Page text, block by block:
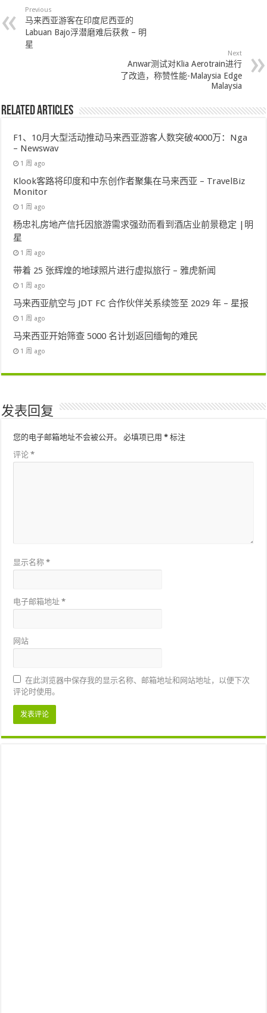
Previous
马来西亚游客在印度尼西亚的
Labuan Bajo浮潜磨难后获救 – 明
星
Next
Anwar测试对Klia Aerotrain进行
了改造，称赞性能-Malaysia Edge
Malaysia
Related Articles
F1、10月大型活动推动马来西亚游客人数突破4000万：Nga
– Newswav
1 周 ago
Klook客路将印度和中东创作者聚集在马来西亚 – TravelBiz
Monitor
1 周 ago
杨忠礼房地产信托因旅游需求强劲而看到酒店业前景稳定 |明
星
1 周 ago
带着 25 张辉煌的地球照片进行虚拟旅行 – 雅虎新闻
1 周 ago
马来西亚航空与 JDT FC 合作伙伴关系续签至 2029 年 – 星报
1 周 ago
马来西亚开始筛查 5000 名计划返回缅甸的难民
1 周 ago
发表回复
您的电子邮箱地址不会被公开。 必填项已用* 标注
评论*
显示名称*
电子邮箱地址*
网站
在此浏览器中保存我的显示名称、邮箱地址和网站地址，以便下次
评论时使用。